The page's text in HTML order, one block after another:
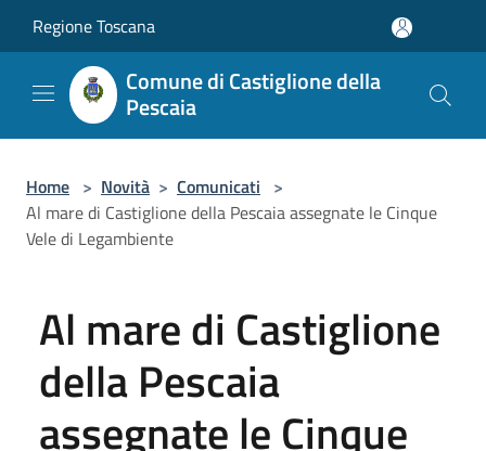
Regione Toscana
Comune di Castiglione della
Pescaia
Home > Novità > Comunicati >
Al mare di Castiglione della Pescaia assegnate le Cinque
Vele di Legambiente
Al mare di Castiglione
della Pescaia
assegnate le Cinque